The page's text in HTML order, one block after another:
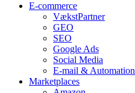
E-commerce
VækstPartner
GEO
SEO
Google Ads
Social Media
E-mail & Automation
Marketplaces